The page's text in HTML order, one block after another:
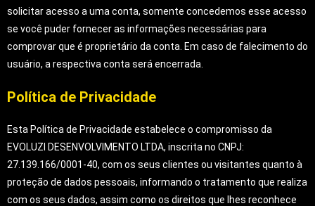
solicitar acesso a uma conta, somente concedemos esse acesso
se você puder fornecer as informações necessárias para
comprovar que é proprietário da conta. Em caso de falecimento do
usuário, a respectiva conta será encerrada.
Política de Privacidade
Esta Política de Privacidade estabelece o compromisso da
EVOLUZI DESENVOLVIMENTO LTDA, inscrita no CNPJ:
27.139.166/0001-40, com os seus clientes ou visitantes quanto à
proteção de dados pessoais, informando o tratamento que realiza
com os seus dados, assim como os direitos que lhes reconhece